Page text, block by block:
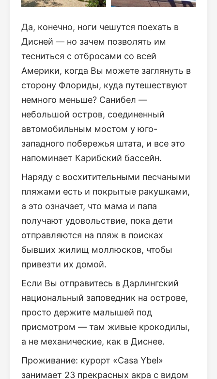
Да, конечно, ноги чешутся поехать в
Дисней — но зачем позволять им
тесниться с отбросами со всей
Америки, когда Вы можете заглянуть в
сторону Флориды, куда путешествуют
немного меньше? Санибел —
небольшой остров, соединенный
автомобильным мостом у юго-
западного побережья штата, и все это
напоминает Карибский бассейн.
Наряду с восхитительными песчаными
пляжами есть и покрытые ракушками,
а это означает, что мама и папа
получают удовольствие, пока дети
отправляются на пляж в поисках
бывших жилищ моллюсков, чтобы
привезти их домой.
Если Вы отправитесь в Дарлингский
национальный заповедник на острове,
просто держите малышей под
присмотром — там живые крокодилы,
а не механические, как в Диснее.
Проживание: курорт «Casa Ybel»
занимает 23 прекрасных акра с видом